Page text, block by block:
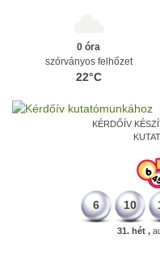
0 óra
szórványos felhőzet
22°C
KÉRDŐÍV
6 10
31. hét ,